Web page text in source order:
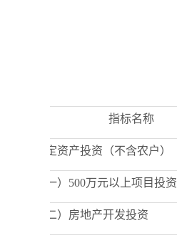
指标名称
固定资产投资（不含农户）
（一） 500万元以上项目投资
（二）房地产开发投资